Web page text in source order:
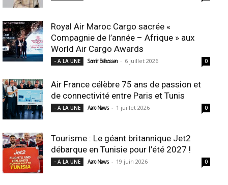
Royal Air Maroc Cargo sacrée «
Compagnie de l’année – Afrique » aux
World Air Cargo Awards
- A LA UNE Samir Belhassen - 6 juillet 2026 0
Air France célèbre 75 ans de passion et
de connectivité entre Paris et Tunis
- A LA UNE Aero News - 1 juillet 2026 0
Tourisme : Le géant britannique Jet2
débarque en Tunisie pour l’été 2027 !
- A LA UNE Aero News - 19 juin 2026 0